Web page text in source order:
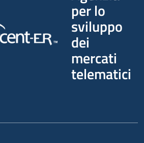
per lo
sviluppo
dei
mercati
telematici